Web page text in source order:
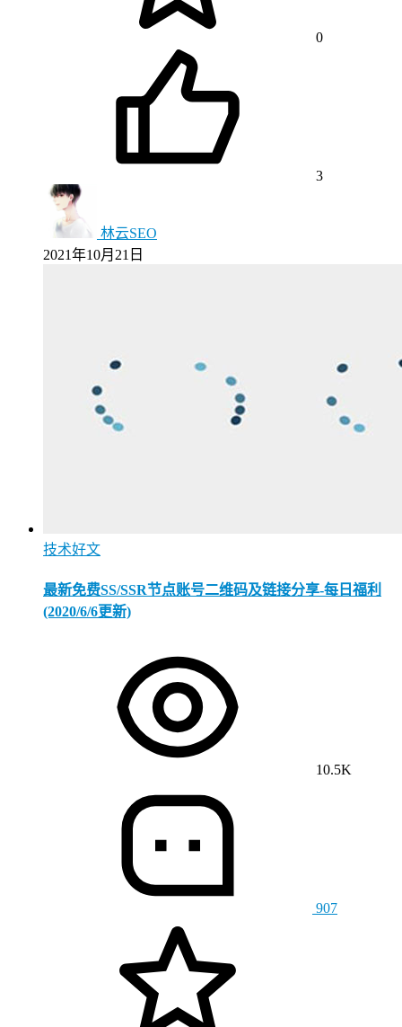
0
3
林云SEO
2021年10月21日
技术好文
最新免费SS/SSR节点账号二维码及链接分享-每日福利
(2020/6/6更新)
10.5K
907